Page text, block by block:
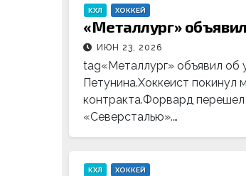
КХЛ ХОККЕЙ
«Металлург»
ИЮН 23, 2026
tag«Металлург» объявил об
Петунина.Хоккеист покинул
контракта.Форвард
«Северсталью».…
КХЛ ХОККЕЙ